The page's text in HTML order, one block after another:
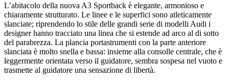
L’abitacolo della nuova A3 Sportback è elegante, armonioso e
chiaramente strutturato. Le linee e le superfici sono atleticamente
slanciate; riprendendo lo stile delle grandi serie di modelli Audi i
designer hanno tracciato una linea che si estende ad arco al di sotto
del parabrezza. La plancia portastrumenti con la parte anteriore
slanciata è molto snella e bassa: insieme alla consolle centrale, che è
leggermente orientata verso il guidatore, sembra sospesa nel vuoto e
trasmette al guidatore una sensazione di libertà.